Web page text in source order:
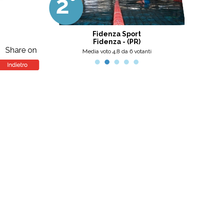
Share on
Ottima scelta, nel pinerolese il
meglio, secondo me.
Fidenza Sport
Fidenza - (PR)
Media voto 4,8 da 6 votanti